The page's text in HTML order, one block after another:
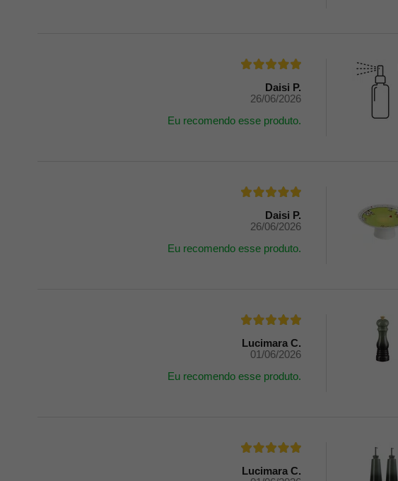
Daisi P.
26/06/2026
Eu recomendo esse produto.
Daisi P.
26/06/2026
Eu recomendo esse produto.
Lucimara C.
01/06/2026
Eu recomendo esse produto.
Lucimara C.